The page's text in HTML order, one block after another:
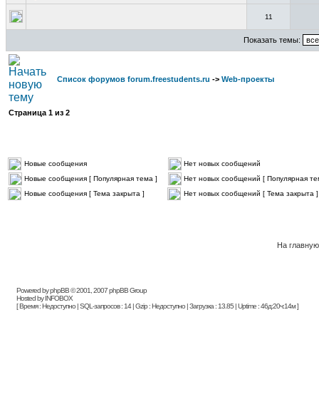
11
Показать темы:
Список форумов forum.freestudents.ru -> Web-проекты
Страница 1 из 2
Новые сообщения
Нет новых сообщений
Новые сообщения [ Популярная тема ]
Нет новых сообщений [ Популярная
Новые сообщения [ Тема закрыта ]
Нет новых сообщений [ Тема закрыта ]
На главную
Powered by phpBB © 2001, 2007 phpBB Group
Hosted by INFOBOX
[ Время : Недоступно | SQL-запросов : 14 | Gzip : Недоступно | Загрузка : 13.85 | Uptime : 46д:20ч:14м ]